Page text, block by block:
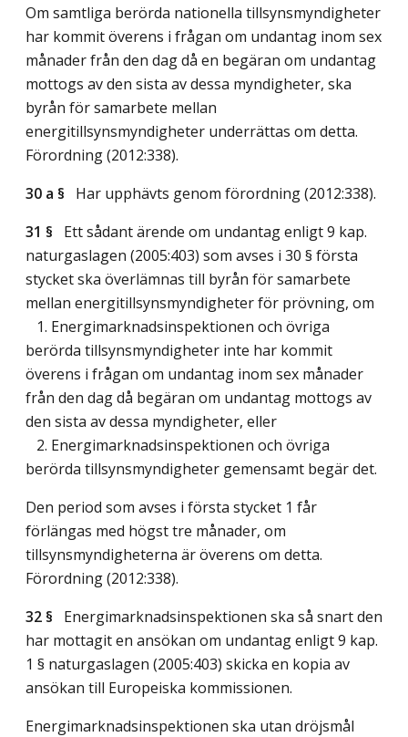
Om samtliga berörda nationella tillsynsmyndigheter
har kommit överens i frågan om undantag inom sex
månader från den dag då en begäran om undantag
mottogs av den sista av dessa myndigheter, ska
byrån för samarbete mellan
energitillsynsmyndigheter underrättas om detta.
Förordning (2012:338).
30 a § Har upphävts genom förordning (2012:338).
31 § Ett sådant ärende om undantag enligt 9 kap.
naturgaslagen (2005:403) som avses i 30 § första
stycket ska överlämnas till byrån för samarbete
mellan energitillsynsmyndigheter för prövning, om
1. Energimarknadsinspektionen och övriga
berörda tillsynsmyndigheter inte har kommit
överens i frågan om undantag inom sex månader
från den dag då begäran om undantag mottogs av
den sista av dessa myndigheter, eller
2. Energimarknadsinspektionen och övriga
berörda tillsynsmyndigheter gemensamt begär det.
Den period som avses i första stycket 1 får
förlängas med högst tre månader, om
tillsynsmyndigheterna är överens om detta.
Förordning (2012:338).
32 § Energimarknadsinspektionen ska så snart den
har mottagit en ansökan om undantag enligt 9 kap.
1 § naturgaslagen (2005:403) skicka en kopia av
ansökan till Europeiska kommissionen.
Energimarknadsinspektionen ska utan dröjsmål